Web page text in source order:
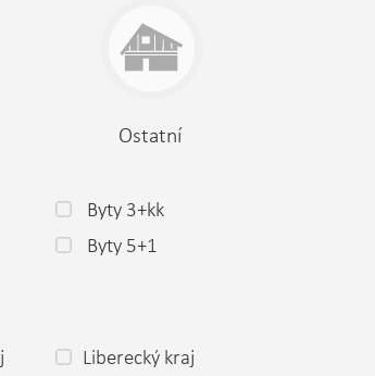
Ostatní
Byty 3+kk
Byty 5+1
Liberecký kraj